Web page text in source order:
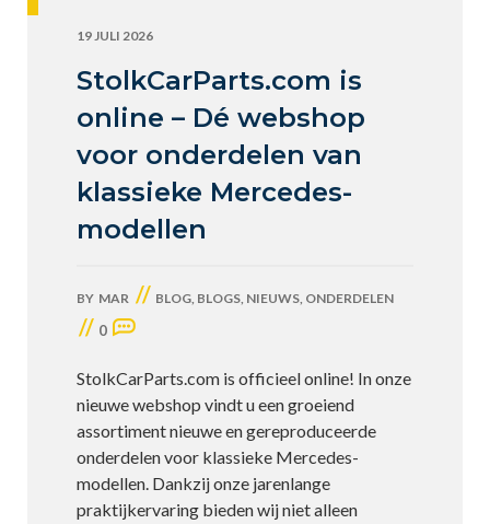
19 JULI 2026
StolkCarParts.com is
online – Dé webshop
voor onderdelen van
klassieke Mercedes-
modellen
BY MAR // BLOG, BLOGS, NIEUWS, ONDERDELEN
// 0
StolkCarParts.com is officieel online! In onze
nieuwe webshop vindt u een groeiend
assortiment nieuwe en gereproduceerde
onderdelen voor klassieke Mercedes-
modellen. Dankzij onze jarenlange
praktijkervaring bieden wij niet alleen